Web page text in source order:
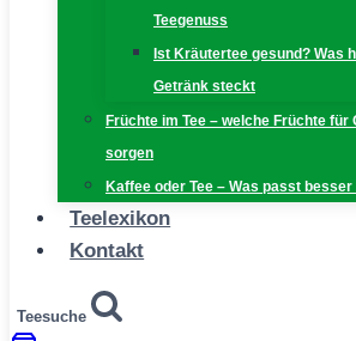
Teegenuss
Ist Kräutertee gesund? Was
Getränk steckt
Früchte im Tee – welche Früchte
sorgen
Kaffee oder Tee – Was passt besser
Teelexikon
Kontakt
Teesuche